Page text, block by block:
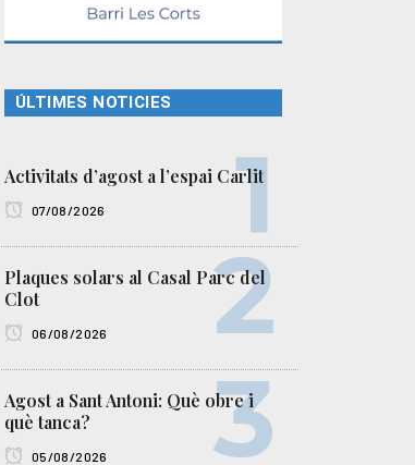
ÚLTIMES NOTICIES
Activitats d’agost a l’espai Carlit
07/08/2026
Plaques solars al Casal Parc del
Clot
06/08/2026
Agost a Sant Antoni: Què obre i
què tanca?
05/08/2026